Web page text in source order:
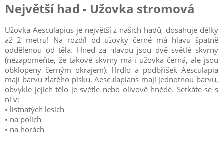
Největší had - Užovka stromová
Užovka Aesculapius je největší z našich hadů, dosahuje délky
až 2 metrů! Na rozdíl od užovky černé má hlavu špatně
oddělenou od těla. Hned za hlavou jsou dvě světlé skvrny
(nezapomeňte, že takové skvrny má i užovka černá, ale jsou
obklopeny černým okrajem). Hrdlo a podbřišek Aesculapia
mají barvu zlatého písku. Aesculapians mají jednotnou barvu,
obvykle jejich tělo je světle nebo olivově hnědé. Setkáte se s
ní v:
• listnatých lesích
• na polích
• na horách